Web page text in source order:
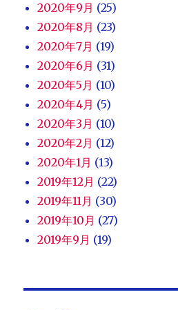
2020年9月 (25)
2020年8月 (23)
2020年7月 (19)
2020年6月 (31)
2020年5月 (10)
2020年4月 (5)
2020年3月 (10)
2020年2月 (12)
2020年1月 (13)
2019年12月 (22)
2019年11月 (30)
2019年10月 (27)
2019年9月 (19)